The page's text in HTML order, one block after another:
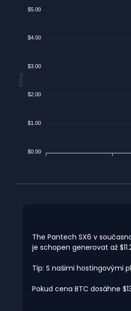
$5.00
$4.00
$3.00
$2.00
$1.00
$0.00
$/Day
The Pantech SX6 v
je schopen generovat až
Tip: S našimi hostingovými
Pokud cena BTC dosáhne